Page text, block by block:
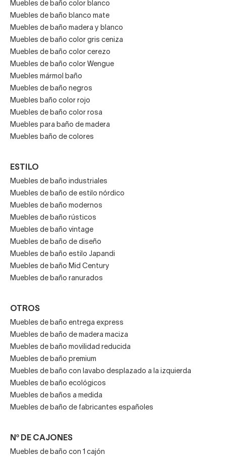
Muebles de baño color blanco
Muebles de baño blanco mate
Muebles de baño madera y blanco
Muebles de baño color gris ceniza
Muebles de baño color cerezo
Muebles de baño color Wengue
Muebles mármol baño
Muebles de baño negros
Muebles baño color rojo
Muebles de baño color rosa
Muebles para baño de madera
Muebles baño de colores
ESTILO
Muebles de baño industriales
Muebles de baño de estilo nórdico
Muebles de baño modernos
Muebles de baño rústicos
Muebles de baño vintage
Muebles de baño de diseño
Muebles de baño estilo Japandi
Muebles de baño Mid Century
Muebles de baño ranurados
OTROS
Muebles de baño entrega express
Muebles de baño de madera maciza
Muebles de baño movilidad reducida
Muebles de baño premium
Muebles de baño con lavabo desplazado a la izquierda
Muebles de baño ecológicos
Muebles de baños a medida
Muebles de baño de fabricantes españoles
Nº DE CAJONES
Muebles de baño con 1 cajón